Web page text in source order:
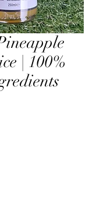
| 100%